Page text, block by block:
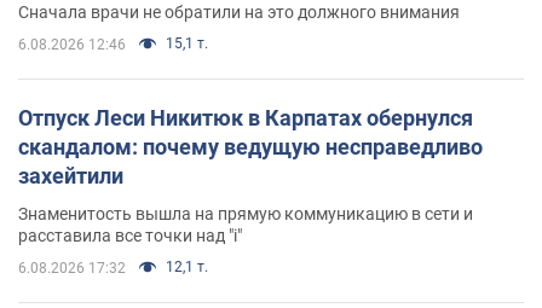
Сначала врачи не обратили на это должного внимания
6.08.2026 12:46 15,1 т.
Отпуск Леси Никитюк в Карпатах обернулся
скандалом: почему ведущую несправедливо
захейтили
Знаменитость вышла на прямую коммуникацию в сети и
расставила все точки над "i"
6.08.2026 17:32 12,1 т.